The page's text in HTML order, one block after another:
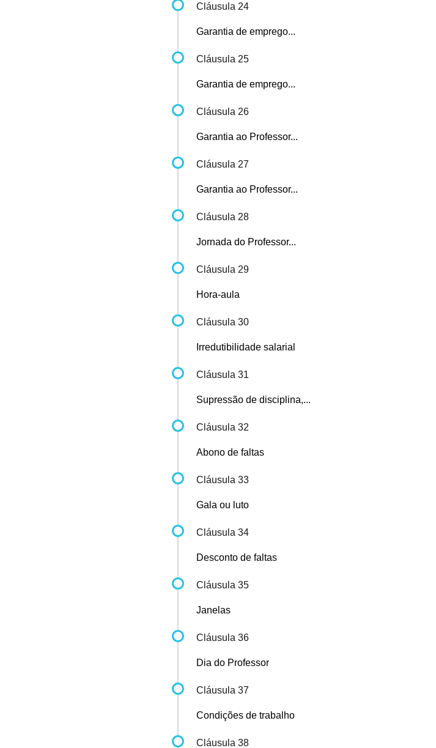
Cláusula 24
Garantia de emprego...
Cláusula 25
Garantia de emprego...
Cláusula 26
Garantia ao Professor...
Cláusula 27
Garantia ao Professor...
Cláusula 28
Jornada do Professor...
Cláusula 29
Hora-aula
Cláusula 30
Irredutibilidade salarial
Cláusula 31
Supressão de disciplina,...
Cláusula 32
Abono de faltas
Cláusula 33
Gala ou luto
Cláusula 34
Desconto de faltas
Cláusula 35
Janelas
Cláusula 36
Dia do Professor
Cláusula 37
Condições de trabalho
Cláusula 38